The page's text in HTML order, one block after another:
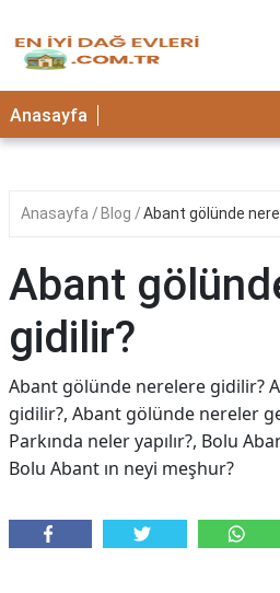
Anasayfa
Anasayfa Blog Abant gölünde
Abant
gidilir?
Abant gölünde nerelere gidilir?
gidilir?, Abant gölünde nereler
Parkında neler yapılır?, Bolu
Bolu Abant ın neyi meşhur?